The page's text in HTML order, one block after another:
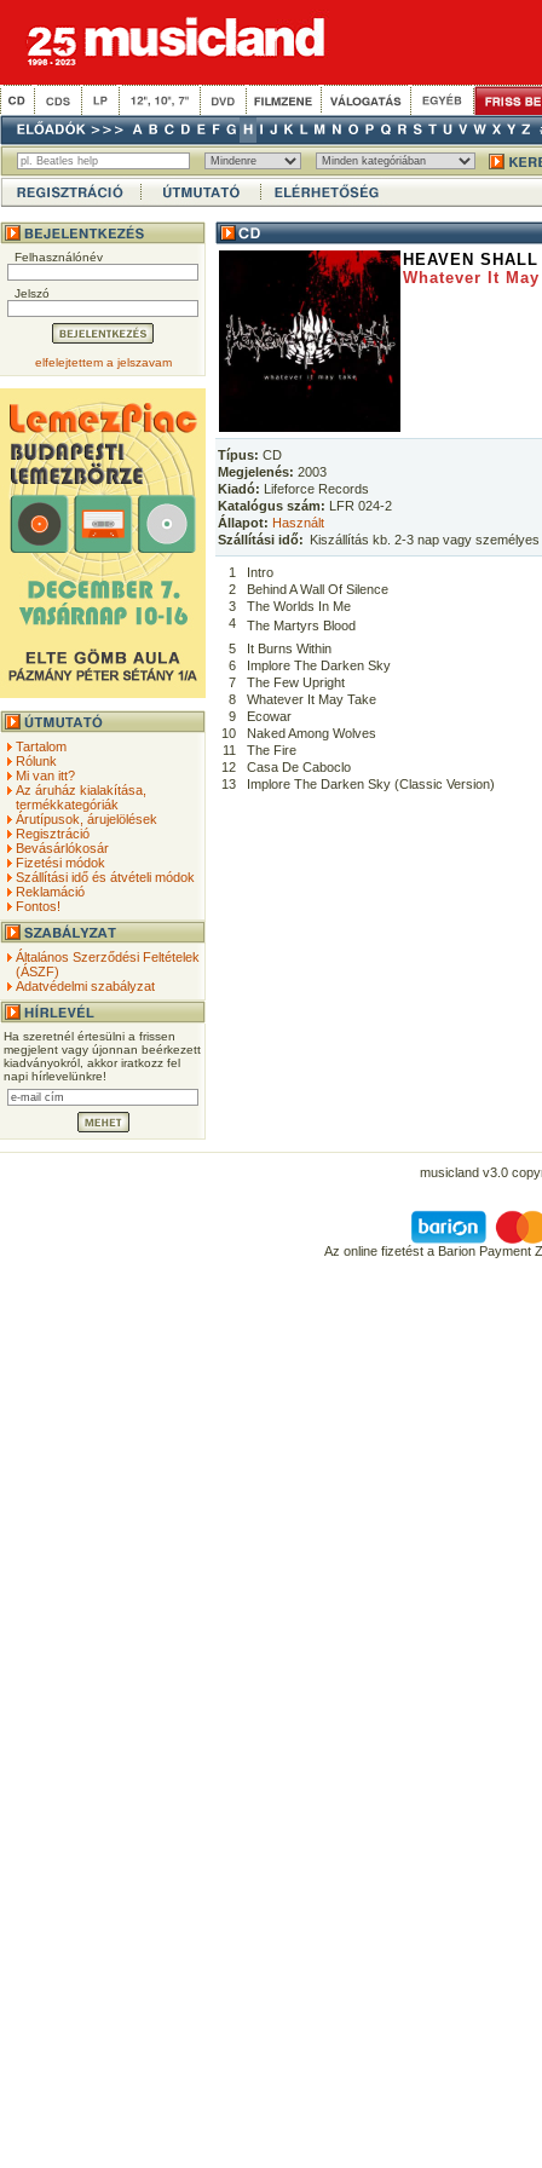
Felhasználónév
Jelszó
elfelejtettem a jelszavam
Tartalom
Rólunk
Mi van itt?
Az áruház kialakítása,
termékkategóriák
Árutípusok, árujelölések
Regisztráció
Bevásárlókosár
Fizetési módok
Szállítási idő és átvételi módok
Reklamáció
Fontos!
Általános Szerződési Feltételek
(ÁSZF)
Adatvédelmi szabályzat
Ha szeretnél értesülni a frissen
megjelent vagy újonnan beérkezett
kiadványokról, akkor iratkozz fel
napi hírlevelünkre!
HEAVEN SHALL
Whatever It May
Típus: CD
Megjelenés: 2003
Kiadó: Lifeforce Records
Katalógus szám: LFR 024-2
Állapot: Használt
Szállítási idő: Kiszállítás kb. 2-3 nap vagy
1
Intro
2
Behind A Wall Of Silence
3
The Worlds In Me
4
The Martyrs Blood
5
It Burns Within
6
Implore The Darken Sky
7
The Few Upright
8
Whatever It May Take
9
Ecowar
10
Naked Among Wolves
11
The Fire
12
Casa De Caboclo
13
Implore The Darken Sky (Classic Version)
musicland v3.0
Az online fizetést a Barion Payment